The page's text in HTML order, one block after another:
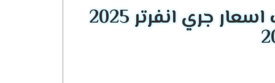
الهادئ التى تعمل على كتم صوت الجهاز
جري انفرتر 2025